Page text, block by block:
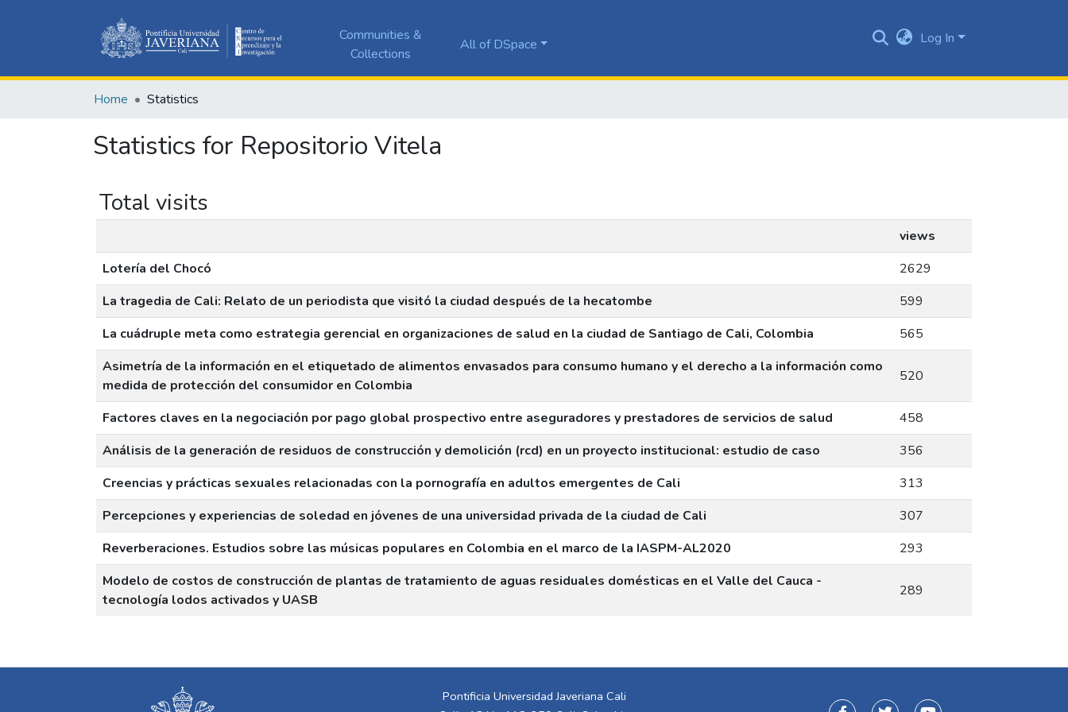
Communities &
Collections
All of DSpace Log In
Home Statistics
Statistics for Repositorio Vitela
Total visits
views
Lotería del Chocó
2629
La tragedia de Cali: Relato de un periodista que visitó la ciudad después de la hecatombe
599
La cuádruple meta como estrategia gerencial en organizaciones de salud en la ciudad de Santiago de Cali, Colombia
565
Asimetría de la información en el etiquetado de alimentos envasados para consumo humano y el derecho a la información como
medida de protección del consumidor en Colombia
520
Factores claves en la negociación por pago global prospectivo entre aseguradores y prestadores de servicios de salud
458
Análisis de la generación de residuos de construcción y demolición (rcd) en un proyecto institucional: estudio de caso
356
Creencias y prácticas sexuales relacionadas con la pornografía en adultos emergentes de Cali
313
Percepciones y experiencias de soledad en jóvenes de una universidad privada de la ciudad de Cali
307
Reverberaciones. Estudios sobre las músicas populares en Colombia en el marco de la IASPM-AL2020
293
Modelo de costos de construcción de plantas de tratamiento de aguas residuales domésticas en el Valle del Cauca -
tecnología lodos activados y UASB
289
Pontificia Universidad Javeriana Cali